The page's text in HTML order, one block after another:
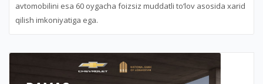
avtomobilini esa 60 oygacha foizsiz muddatli to‘lov asosida xarid
qilish imkoniyatiga ega.